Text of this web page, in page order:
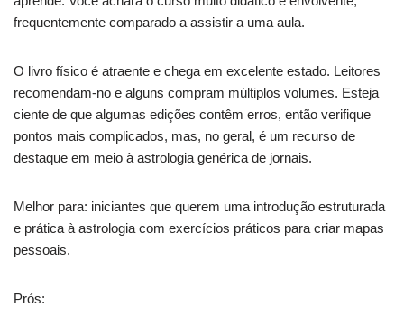
frequentemente comparado a assistir a uma aula.
O livro físico é atraente e chega em excelente estado. Leitores
recomendam-no e alguns compram múltiplos volumes. Esteja
ciente de que algumas edições contêm erros, então verifique
pontos mais complicados, mas, no geral, é um recurso de
destaque em meio à astrologia genérica de jornais.
Melhor para: iniciantes que querem uma introdução estruturada
e prática à astrologia com exercícios práticos para criar mapas
pessoais.
Prós: